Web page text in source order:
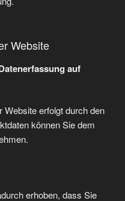
Website
auf
Website erfolgt durch den
können Sie dem
erhoben, dass Sie